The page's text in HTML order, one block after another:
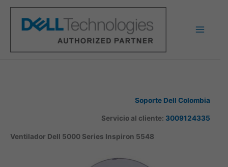
contenido
Soporte Dell Colombia
Servicio al cliente: 3009124335
Ventilador Dell 5000 Series Inspiron 5548